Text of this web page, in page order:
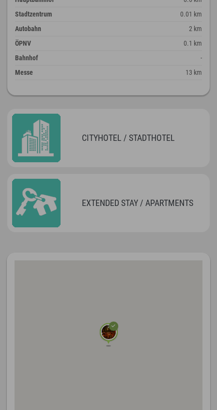
Stadtzentrum
0.01 km
Autobahn
2 km
ÖPNV
0.1 km
Bahnhof
-
Messe
13 km
CITYHOTEL / STADTHOTEL
EXTENDED STAY / APARTMENTS